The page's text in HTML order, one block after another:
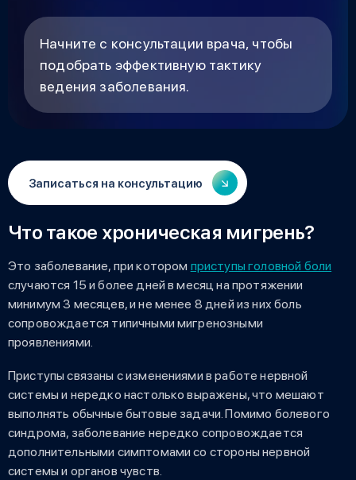
Начните с консультации врача, чтобы
подобрать эффективную тактику
ведения заболевания.
Записаться на консультацию
Что такое хроническая мигрень?
Это заболевание, при котором приступы головной боли
случаются 15 и более дней в месяц на протяжении
минимум 3 месяцев, и не менее 8 дней из них боль
сопровождается типичными мигренозными
проявлениями.
Приступы связаны с изменениями в работе нервной
системы и нередко настолько выражены, что мешают
выполнять обычные бытовые задачи. Помимо болевого
синдрома, заболевание нередко сопровождается
дополнительными симптомами со стороны нервной
системы и органов чувств.